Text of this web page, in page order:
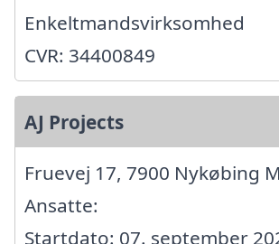
Enkeltmandsvirksomhed
CVR: 34400849
AJ Projects
Fruevej 17, 7900 Nykøbing M
Ansatte:
Startdato: 07. september